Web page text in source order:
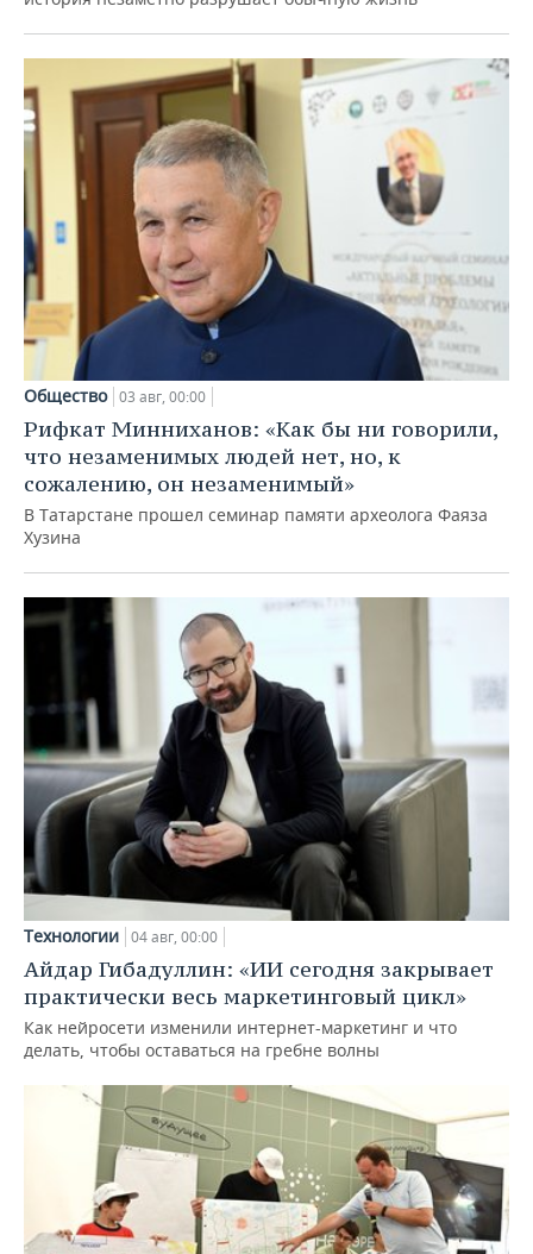
Общество 03 авг, 00:00
Рифкат Минниханов: «Как бы ни говорили,
что незаменимых людей нет, но, к
сожалению, он незаменимый»
В Татарстане прошел семинар памяти археолога Фаяза
Хузина
Технологии 04 авг, 00:00
Айдар Гибадуллин: «ИИ сегодня закрывает
практически весь маркетинговый цикл»
Как нейросети изменили интернет-маркетинг и что
делать, чтобы оставаться на гребне волны